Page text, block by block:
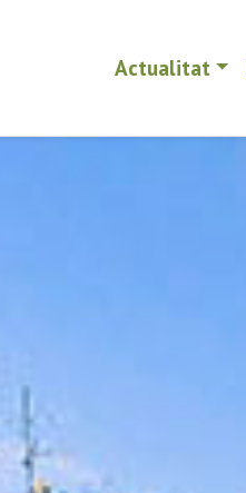
Actualitat